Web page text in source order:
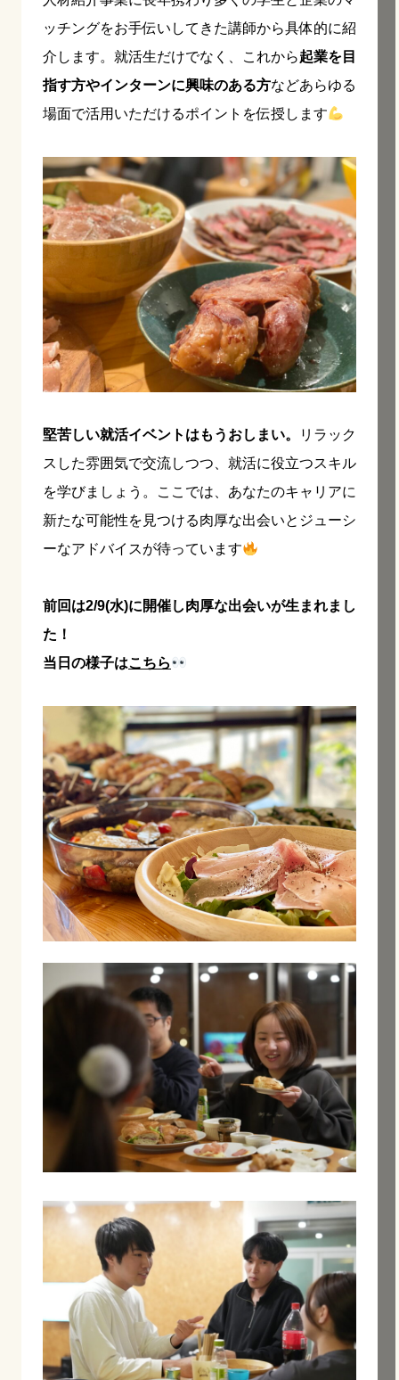
ッチングをお手伝いしてきた講師から具体的に紹
介します。就活生だけでなく、これから起業を目
指す方やインターンに興味のある方などあらゆる
場面で活用いただけるポイントを伝授します
堅苦しい就活イベントはもうおしまい。
リラック
スした雰囲気で交流しつつ、就活に役立つスキル
を学びましょう。ここでは、あなたのキャリアに
新たな可能性を見つける肉厚な出会いとジューシ
ーなアドバイスが待っています
前回は2/9(水)に開催し肉厚な出会いが生まれまし
た！
当日の様子はこちら